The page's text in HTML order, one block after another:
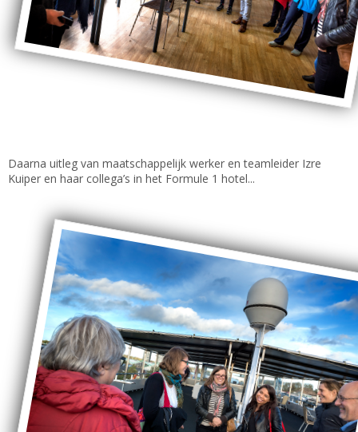
Daarna uitleg van maatschappelijk werker en teamleider Izre
Kuiper en haar collega’s in het Formule 1 hotel...